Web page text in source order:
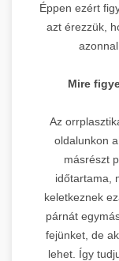
Éppen ezért
azt érezzük,
Mire
Az
oldalunkon
másrészt
időtartama,
keletkeznek
párnát
fejünket, de
lehet. Így